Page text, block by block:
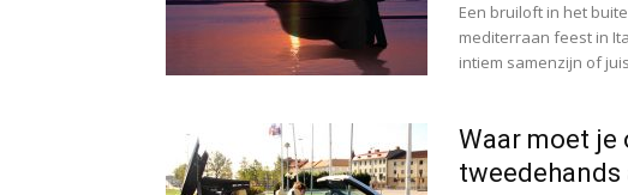
Een bruiloft in het
mediterraan feest in
intiem samenzijn of
Waar moet je
tweedehands